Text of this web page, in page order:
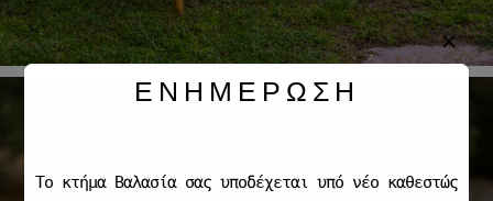
ΕΝΗΜΕΡΩΣΗ
✕
Το κτήμα Βαλασία σας υποδέχεται υπό νέο καθεστώς